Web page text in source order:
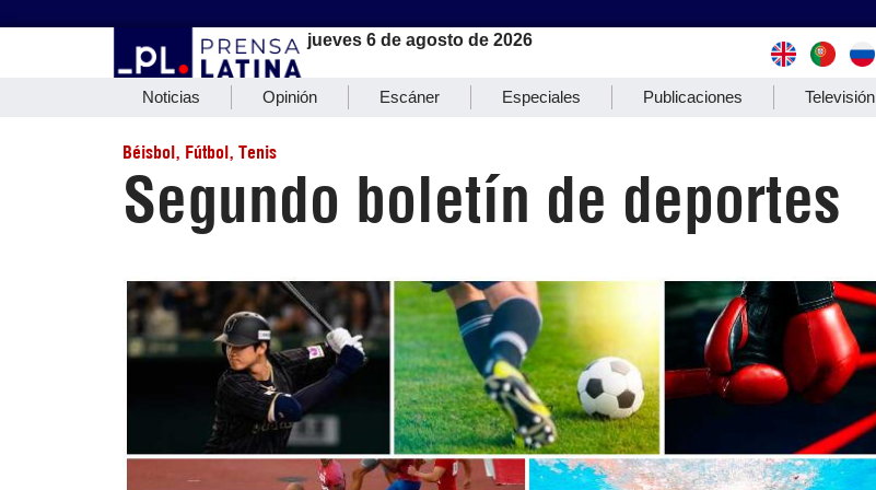
jueves 6 de agosto de 2026
Noticias Opinión Escáner Especiales Publicaciones Televisión
Béisbol, Fútbol, Tenis
Segundo boletín de deportes